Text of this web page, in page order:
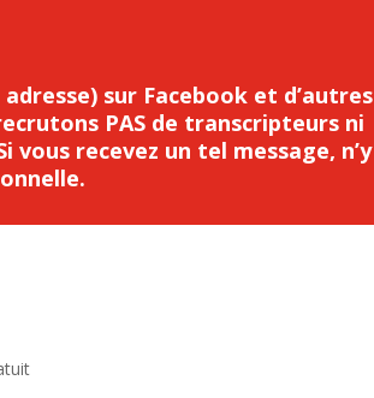
sur Facebook et d’autres
PAS de transcripteurs ni
recevez un tel message, n’y